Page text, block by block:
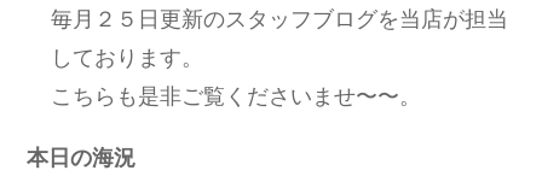
毎月２５日更新のスタッフブログを当店が担当
しております。
こちらも是非ご覧くださいませ〜〜。
本日の海況